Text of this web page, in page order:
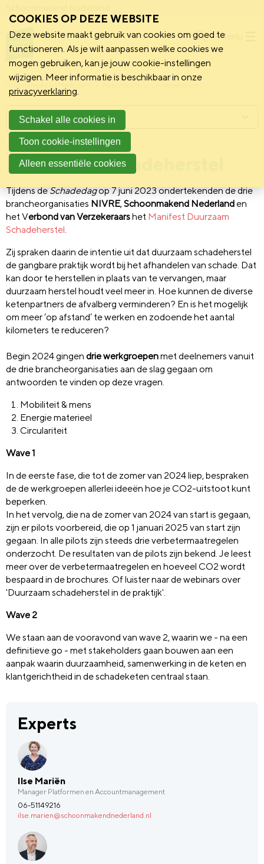
Menu
Schoonmakend Nederland
Duurzaam Schadeherstel
Tijdens deSchadedagop 7 juni 2023 ondertekenden de drie
brancheorganisaties NIVRE,Schoonmakend Nederlanden
het Verbond van Verzekeraarshet Manifest Duurzaam
Schadeherstel.
Zij spraken daarin de intentie uit dat duurzaam schadeherstel
de gangbare praktijk wordt bij het afhandelen van schade. Dat
kan door te herstellen in plaats van te vervangen, maar
duurzaam herstel houdt veel meer in. Hoe kunnen de diverse
ketenpartners de afvalberg verminderen? En is het mogelijk
om meer ‘op afstand’ te werken en zodoende het aantal
kilometers te reduceren?
Begin 2024 gingen drie werkgroepenmet deelnemers vanuit
de drie brancheorganisaties aan de slag gegaan om
antwoorden te vinden op deze vragen.
Mobiliteit & mens
Energie materieel
Circulariteit
Wave 1
In de eerste fase, die tot de zomer van 2024 liep, bespraken
de de werkgroepen allerlei ideeën hoe je CO2-uitstoot kunt
beperken.
In het vervolg, die na de zomer van 2024 van start is gegaan,
zijn er pilots voorbereid, die op 1 januari 2025 van start zijn
gegaan. In alle pilots zijn steeds drie verbetermaatregelen
onderzocht. De resultaten van de pilots zijn bekend. Je leest
meer over de verbetermaatregelen en hoeveel CO2 wordt
bespaard in de brochures. Of luister naar de webinars over
'Duurzaam schadeherstel in de praktijk'.
Wave 2
We staan aan de vooravond van wave 2, waarin we - na een
definitieve go - met stakeholders gaan bouwen aan een
aanpak waarin duurzaamheid, samenwerking in de keten en
klantgerichtheid in de schadeketen centraal staan.
Experts
Ilse Mariën
Manager Platformen en Accountmanagement
06-51149216
ilse.marien@schoonmakendnederland.nl
Menu
COOKIES OP DEZE WEBSITE
Deze website maakt gebruik van cookies om goed te
functioneren. Als je wilt aanpassen welke cookies we
mogen gebruiken, kan je jouw cookie-instellingen
wijzigen. Meer informatie is beschikbaar in onze
privacyverklaring.
Schakel alle cookies in
Toon cookie-instellingen
Alleen essentiële cookies